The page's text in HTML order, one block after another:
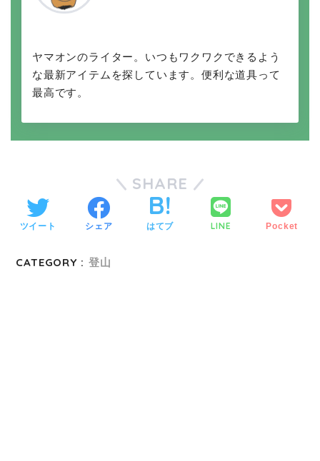
ヤマオンのライター。いつもワクワクできるよう
な最新アイテムを探しています。便利な道具って
最高です。
SHARE
ツイート シェア はてブ LINE Pocket
CATEGORY : 登山